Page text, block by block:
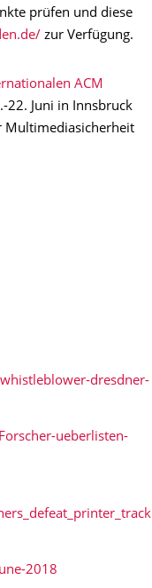
prüfen und diese
zur Verfügung.
ACM
22. Juni in Innsbruck
Multimediasicherheit
dresdner-
ueberlisten-
2018